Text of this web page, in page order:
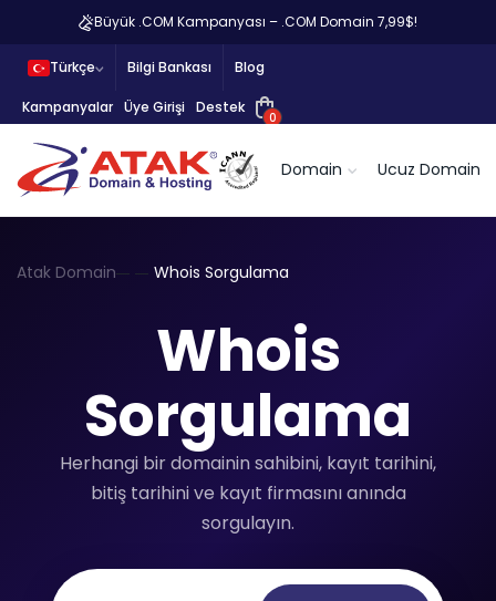
Büyük .COM Kampanyası – .COM Domain 7,99$!
Türkçe Bilgi Bankası Blog
Kampanyalar Üye Girişi Destek
0
Domain Ucuz Domain
Atak Domain Whois Sorgulama
Whois
Sorgulama
Herhangi bir domainin sahibini, kayıt tarihini,
bitiş tarihini ve kayıt firmasını anında
sorgulayın.